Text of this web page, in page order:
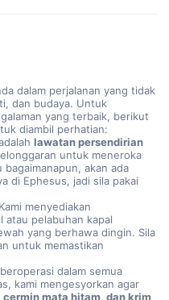
dalam perjalanan yang tidak
dan budaya. Untuk
yang terbaik, berikut
diambil perhatian:
lawatan persendirian
untuk meneroka
akan ada
di Ephesus, jadi sila pakai
menyediakan
atau pelabuhan kapal
yang berhawa dingin. Sila
untuk memastikan
dalam semua
kami mengesyorkan agar
mata hitam, dan krim